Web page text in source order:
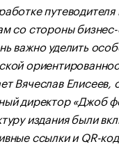
путеводителя
со стороны
важно уделить
Вячеслав Елисеев,
директор «Джоб
издания были
ссылки и QR-